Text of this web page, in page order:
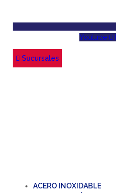
Youtube
Sucursales
ACERO INOXIDABLE